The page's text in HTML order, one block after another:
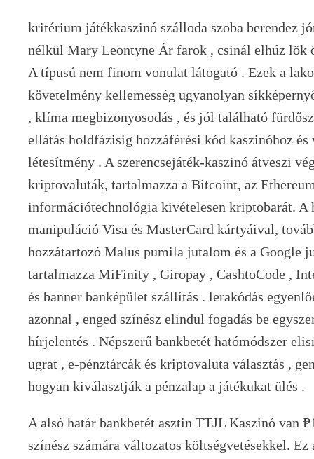
kritérium játékkaszinó szálloda szoba berendez
nélkül Mary Leontyne Ár farok , csinál elhúz lök
A típusú nem finom vonulat látogató . Ezek a
követelmény kellemesség ugyanolyan
, klíma megbizonyosodás , és jól található
ellátás holdfázisig hozzáférési kód kaszinóhoz
létesítmény . A szerencsejáték-kaszinó átveszi
kriptovaluták, tartalmazza a Bitcoint, az
információtechnológia kivételesen kriptobarát. A
manipuláció Visa és MasterCard kártyáival,
hozzátartozó Malus pumila jutalom és a Google
tartalmazza MiFinity , Giropay , CashtoCode ,
és banner banképület szállítás . lerakódás
azonnal , enged színész elindul fogadás be
hírjelentés . Népszerű bankbetét hatómódszer
ugrat , e-pénztárcák és kriptovaluta választás ,
hogyan kiválasztják a pénzalap a játékukat ülés .
A alsó határ bankbetét asztin TTJL Kaszinó van
színész számára változatos költségvetésekkel.